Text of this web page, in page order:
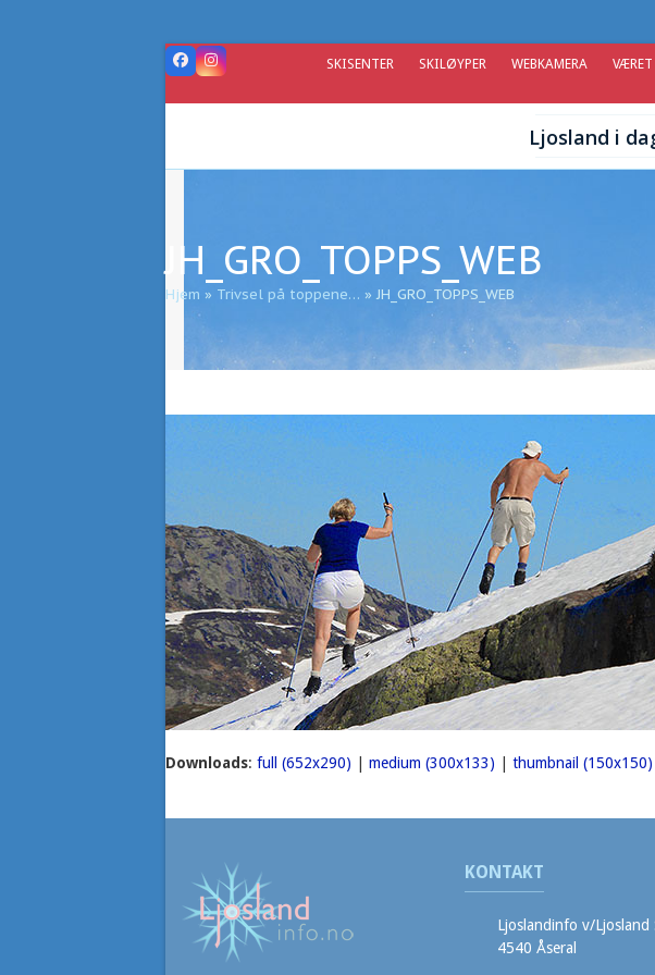
FacebookInstagram SKISENTER SKILØYPER WEBKAMERA VÆRET
Ljosland i
JH_GRO_TOPPS_WEB
Hjem » Trivsel på toppene… » JH_GRO_TOPPS_WEB
Downloads: full (652x290) medium (300x133) thumbnail (150x150)
KONTAKT
Ljoslandinfo v/Ljosland
4540 Åseral